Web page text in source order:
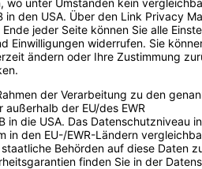
sämtliche Insights rund
Marketing erhältst du die Insights,